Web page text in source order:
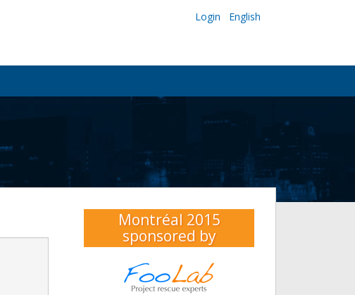
Login English
Montréal 2015
sponsored by